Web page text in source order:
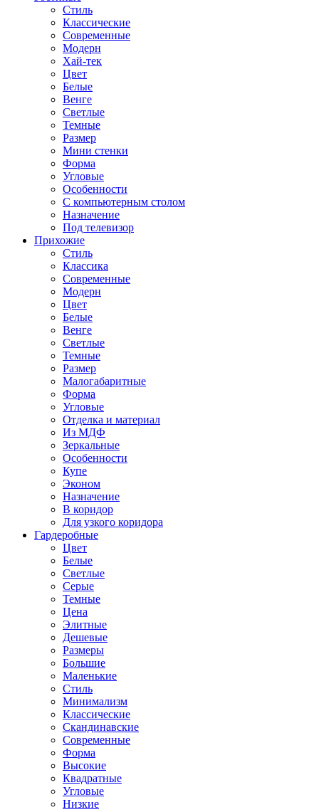
Стиль
Классические
Современные
Модерн
Хай-тек
Цвет
Белые
Венге
Светлые
Темные
Размер
Мини стенки
Форма
Угловые
Особенности
С компьютерным столом
Назначение
Под телевизор
Прихожие
Стиль
Классика
Современные
Модерн
Цвет
Белые
Венге
Светлые
Темные
Размер
Малогабаритные
Форма
Угловые
Отделка и материал
Из МДФ
Зеркальные
Особенности
Купе
Эконом
Назначение
В коридор
Для узкого коридора
Гардеробные
Цвет
Белые
Светлые
Серые
Темные
Цена
Элитные
Дешевые
Размеры
Большие
Маленькие
Стиль
Минимализм
Классические
Скандинавские
Современные
Форма
Высокие
Квадратные
Угловые
Низкие